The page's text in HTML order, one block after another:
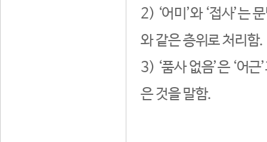
2) ‘어미’와 ‘접사’는
와 같은 층위로 처리함.
3) ‘품사 없음’은 ‘어
은 것을 말함.